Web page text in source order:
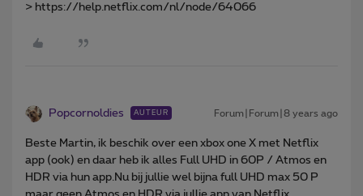
> https://help.netflix.com/nl/node/64066
Popcornoldies AUTEUR Forum|Forum|8 years ago
Beste Martin, ik beschik over een xbox one X met Netflix
app (ook) en daar heb ik alles Full UHD in 60P / Atmos en
HDR via hun app.Nu bij jullie wel bijna full UHD max 50 P